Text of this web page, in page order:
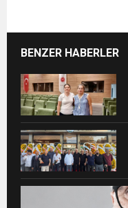
BENZER HABERLER